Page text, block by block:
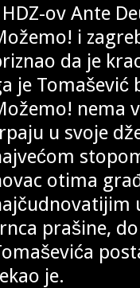
ov Ante
i
da je
je
nema
u svoje
otima
prašine,
je.